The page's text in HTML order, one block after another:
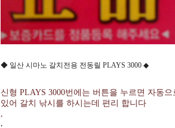
◆ 일산 시마노 갈치전용 전동릴 PLAYS 3000 ◆
신형 PLAYS 3000번에는 버튼을 누르면 자동
있어 갈치 낚시를 하시는데 편리 합니다
,
,